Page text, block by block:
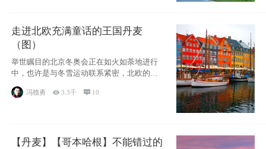
走进北欧充满童话的王国丹麦
（图）
举世瞩目的北京冬奥会正在如火如荼地进行
中，也许是与冬雪运动联系紧密，北欧的一
些国家因
冯赣勇 3.3千  10
【丹麦】【哥本哈根】不能错过的